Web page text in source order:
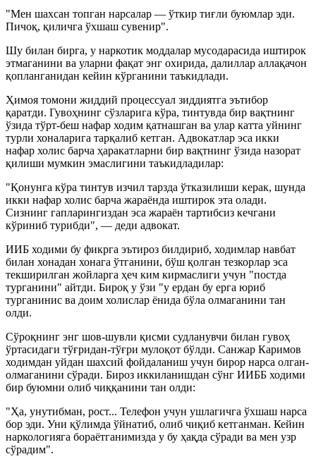
"Мен шахсан топган нарсалар — ўткир тиғли буюмлар эди.
Пичоқ, қиличга ўхшаш сувенир".
Шу билан бирга, у наркотик моддалар мусодарасида иштирок
этмаганини ва уларни фақат энг охирида, далиллар аллақачон
қопланганидан кейин кўрганини таъкидлади.
Ҳимоя томони жиддий процессуал зиддиятга эътибор
қаратди. Гувоҳнинг сўзларига кўра, тинтувда бир вақтнинг
ўзида тўрт-беш нафар ходим қатнашган ва улар катта уйнинг
турли хоналарига тарқалиб кетган. Адвокатлар эса икки
нафар холис барча ҳаракатларни бир вақтнинг ўзида назорат
қилиши мумкин эмаслигини таъкидладилар:
"Қонунга кўра тинтув изчил тарзда ўтказилиши керак, шунда
икки нафар холис барча жараёнда иштирок эта олади.
Сизнинг гапларингиздан эса жараён тартибсиз кечгани
кўриниб турибди", — деди адвокат.
ИИБ ходими бу фикрга эътироз билдириб, ходимлар навбат
билан хонадан хонага ўтганини, бўш қолган тезкорлар эса
текширилган жойларга ҳеч ким кирмаслиги учун "постда
турганини" айтди. Бироқ у ўзи "у ердан бу ерга юриб
турганинис ва доим холислар ёнида бўла олмаганини тан
олди.
Сўроқнинг энг шов-шувли қисми судланувчи билан гувоҳ
ўртасидаги тўғридан-тўғри мулоқот бўлди. Санжар Каримов
ходимдан уйдан шахсий фойдаланиш учун бирор нарса олган-
олмаганини сўради. Бироз иккиланишдан сўнг ИИББ ходими
бир буюмни олиб чиққанини тан олди:
"Ҳа, унутибман, рост... Телефон учун ушлагичга ўхшаш нарса
бор эди. Уни қўлимда ўйнатиб, олиб чиқиб кетганман. Кейин
наркологияга бораётганимизда у бу ҳақда сўради ва мен узр
сўрадим".